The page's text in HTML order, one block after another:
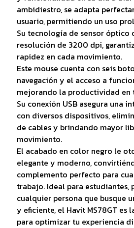
ambidiestro, se adapta
usuario, permitiendo un uso
Su tecnología de sensor óptico
resolución de 3200 dpi,
rapidez en cada movimiento.
Este mouse cuenta con seis
navegación y el acceso a
mejorando la productividad en
Su conexión USB asegura una
con diversos dispositivos,
de cables y brindando mayor
movimiento.
El acabado en color negro le
elegante y moderno,
complemento perfecto para
trabajo. Ideal para estudiantes,
cualquier persona que busque
y eficiente, el Havit MS78GT es
para optimizar tu experiencia